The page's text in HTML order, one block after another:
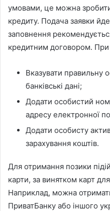
умовами, це можна
кредиту. Подача заявки йде
заповнення
кредитним договором. При
Вказувати правильну
банківські дані;
Додати особистий
адресу електронної
Додати особисту
зарахування коштів.
Для отримання позики
карти, за винятком карт
Наприклад, можна
ПриватБанку або іншого